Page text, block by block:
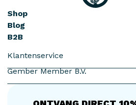
Shop
Blog
B2B
Klantenservice
Gember Member B.V.